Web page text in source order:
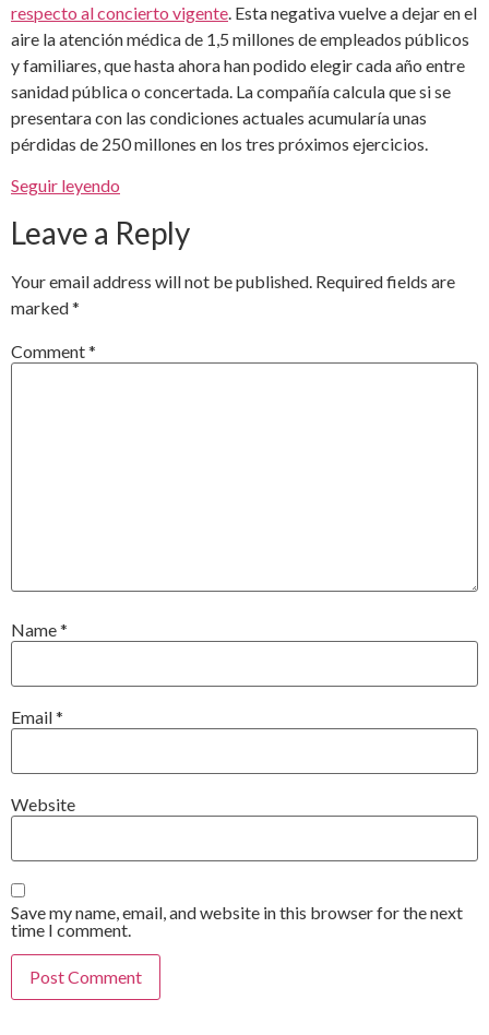
respecto al concierto vigente. Esta negativa vuelve a dejar en el
aire la atención médica de 1,5 millones de empleados públicos
y familiares, que hasta ahora han podido elegir cada año entre
sanidad pública o concertada. La compañía calcula que si se
presentara con las condiciones actuales acumularía unas
pérdidas de 250 millones en los tres próximos ejercicios.
Seguir leyendo
Leave a Reply
Your email address will not be published. Required fields are
marked*
Comment*
Name*
Email*
Website
Save my name, email, and website in this browser for the next
time I comment.